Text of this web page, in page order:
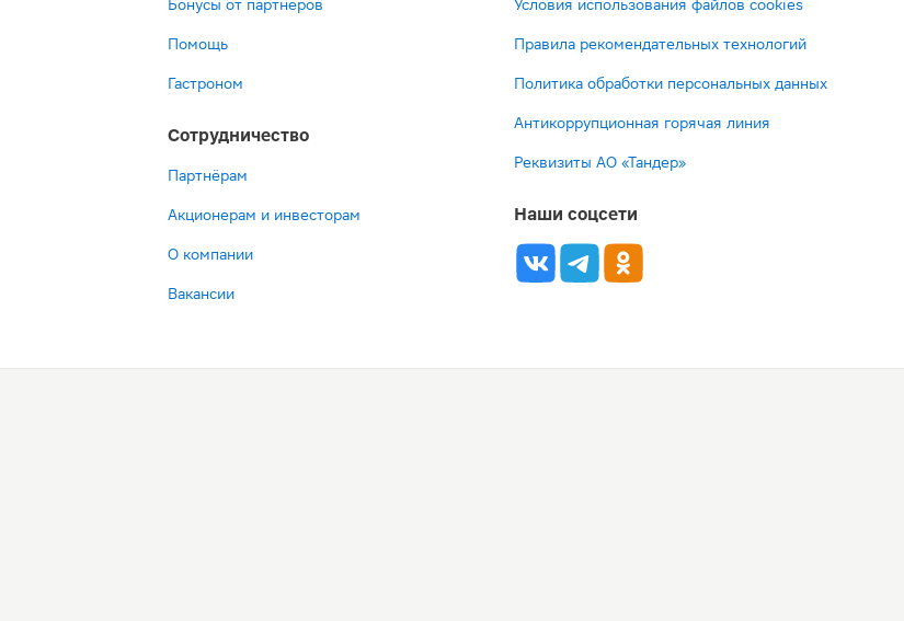
Бонусы от партнёров
Помощь
Гастроном
Сотрудничество
Партнёрам
Акционерам и инвесторам
О компании
Вакансии
Условия использования файлов cookies
Правила рекомендательных технологий
Политика обработки персональных данных
Антикоррупционная горячая линия
Реквизиты АО «Тандер»
Наши соцсети